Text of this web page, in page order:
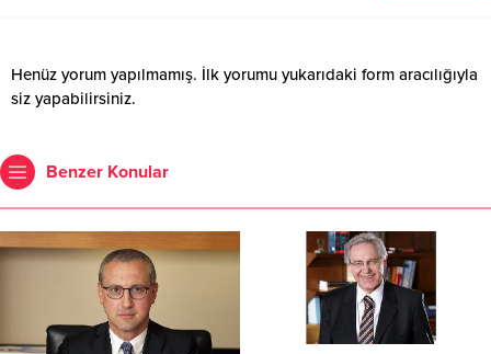
Henüz yorum yapılmamış. İlk yorumu yukarıdaki form aracılığıyla
siz yapabilirsiniz.
Benzer Konular